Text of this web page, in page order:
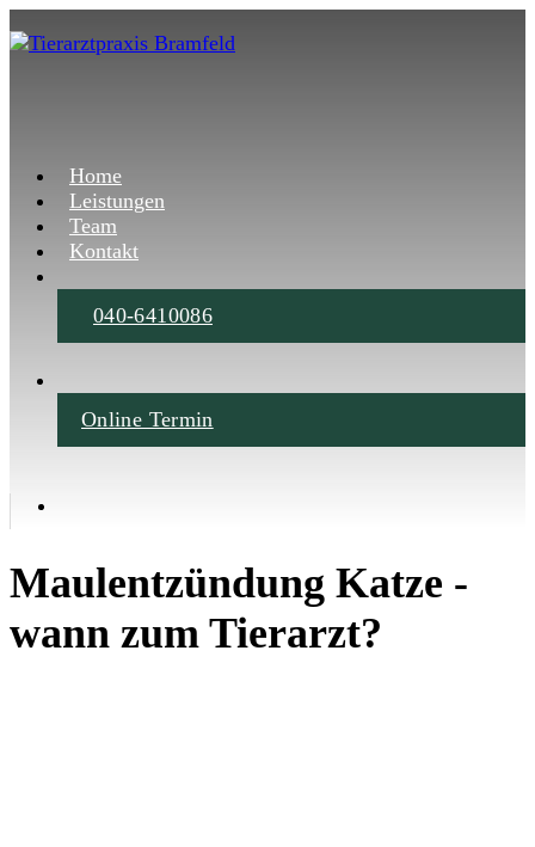
Home
Leistungen
Team
Kontakt
040-6410086
Online Termin
Maulentzündung Katze -
wann zum Tierarzt?